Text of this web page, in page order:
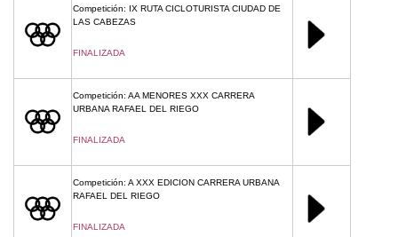
Competición: IX RUTA CICLOTURISTA CIUDAD DE
LAS CABEZAS
FINALIZADA
Competición: AA MENORES XXX CARRERA
URBANA RAFAEL DEL RIEGO
FINALIZADA
Competición: A XXX EDICION CARRERA URBANA
RAFAEL DEL RIEGO
FINALIZADA